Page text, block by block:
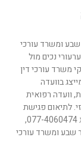
שבע ומשרד עורכי
נכים מול
משרד עורכי דין
בוועדה
וועדה רפואית
לתיאום פגישת
ייעוץ וקבלת ייעוץ טלפוני ראשוני חייג 077-4060474,
שבע ומשרד עורכי